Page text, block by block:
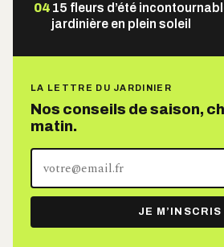
04 15 fleurs d’été
jardinière en plein soleil
LA LETTRE DU JARDINIER
Nos conseils de saison,
matin.
Votre
adresse
e-
mail
JE M’INSCRIS